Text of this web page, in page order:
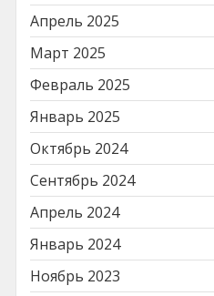
Апрель 2025
Март 2025
Февраль 2025
Январь 2025
Октябрь 2024
Сентябрь 2024
Апрель 2024
Январь 2024
Ноябрь 2023